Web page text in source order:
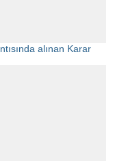
alınan Karar